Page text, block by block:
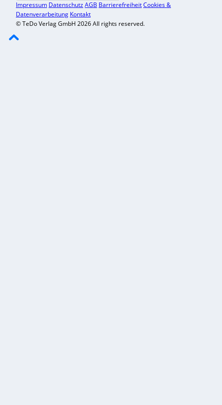
Impressum DatenschutzAGB BarrierefreiheitCookies &
Datenverarbeitung Kontakt
© TeDo Verlag GmbH 2026 All rights reserved.